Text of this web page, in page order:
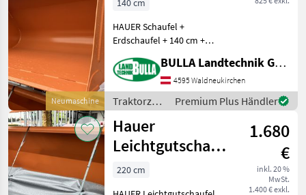
Neumaschine
140 cm
HAUER Schaufel +
Erdschaufel + 140 cm +
Traktorzubehör Frontlader-
Anbaugeräte
BULLA Landtechnik GmbH
4595 Waldneukirchen
Traktorzubehör
/ Hauer
Premium Plus Händler
Hauer
Leichtgutschaufel
LGS-L 2200 Euro
1.680
€
inkl. 20 %
MwSt.
1.400 € exkl.
220 cm